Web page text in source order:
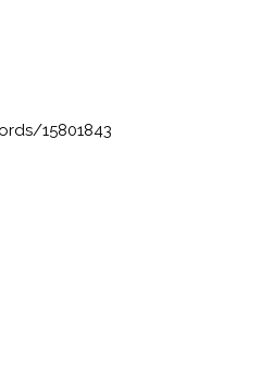
15801843